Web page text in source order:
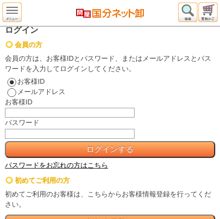
ログイン
会員の方
会員の方は、お客様IDとパスワード、またはメールアドレスとパス
ワードを入力してログインしてください。
お客様ID
メールアドレス
お客様ID
パスワード
パスワードをお忘れの方はこちら
初めてご利用の方
初めてご利用のお客様は、こちらからお客様情報登録を行ってくだ
さい。